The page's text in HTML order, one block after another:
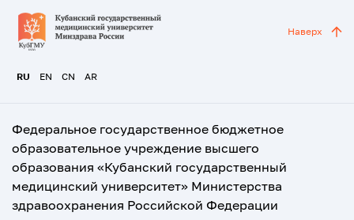
RU EN CN AR
Наверх
Федеральное государственное бюджетное
образовательное учреждение высшего
образования «Кубанский государственный
медицинский университет» Министерства
здравоохранения Российской Федерации